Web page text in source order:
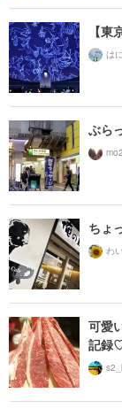
【東
は
ぶら
ちょ
わ
可愛
記録